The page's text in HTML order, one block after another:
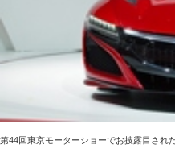
第44回東京モーターショーでお披露目され